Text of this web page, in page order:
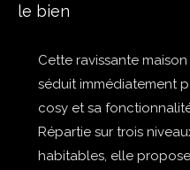
le bien
Cette ravissante
séduit immédiatement
cosy et sa
Répartie sur trois
habitables, elle